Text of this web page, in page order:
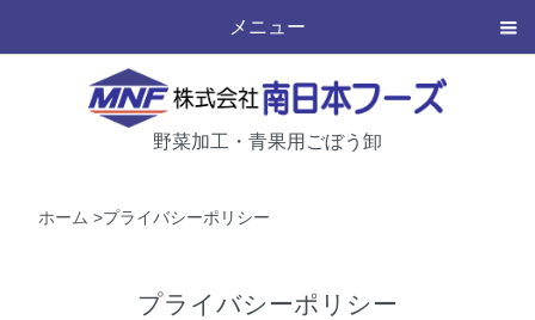
メニュー
野菜加工・青果用ごぼう卸
ホーム >プライバシーポリシー
プライバシーポリシー